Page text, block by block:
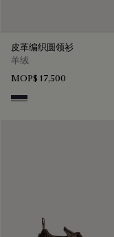
皮革编织圆领衫
羊绒
MOP$ 17,500
Cold Night Blue